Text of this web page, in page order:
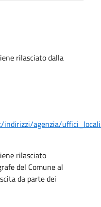
rilasciato dalla
indirizzi/agenzia/
rilasciato
del Comune al
da parte dei